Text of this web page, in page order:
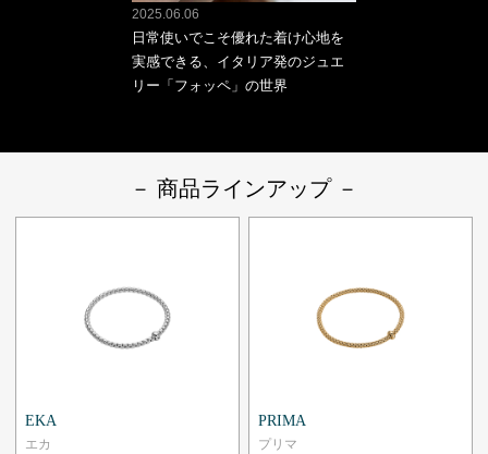
2025.06.06
日常使いでこそ優れた着け心地を
実感できる、イタリア発のジュエ
リー「フォッペ」の世界
－ 商品ラインアップ －
EKA
エカ
PRIMA
プリマ